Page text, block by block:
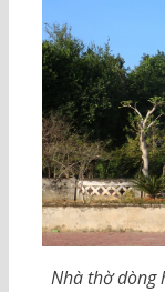
Nhà thờ dòng